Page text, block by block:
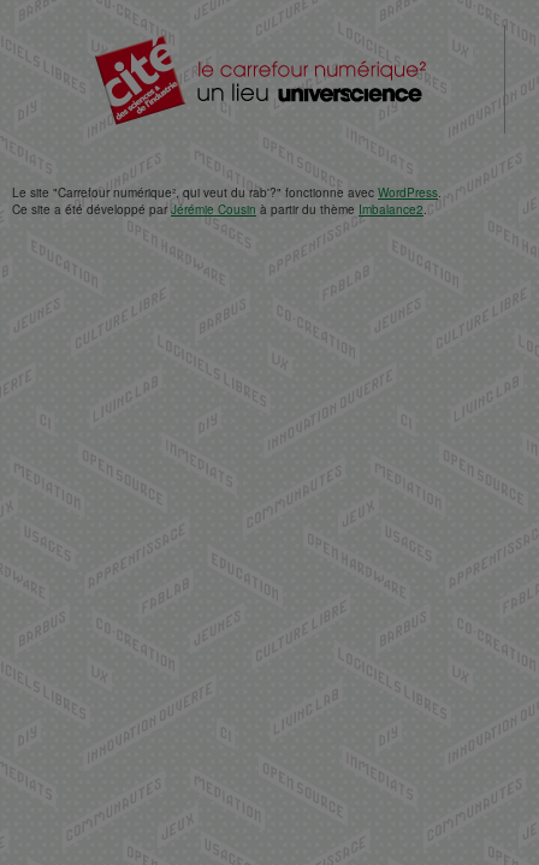
Le site "Carrefour numérique², qui veut du rab'?" fonctionne avec WordPress.
Ce site a été développé parJérémie Cousin à partir du thème Imbalance2.